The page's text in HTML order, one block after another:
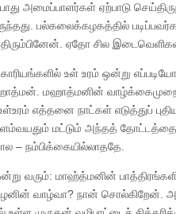
அமைப்பாளர்கள் ஏற்பாடு
பல்கலைக்கழகத்தில்
ஏதோ சில
உள் உரம் ஒன்று எப்படியோ
மஹாத்மனின் வாழ்க்கைமுறை,
எத்தனை நாட்கள் எடுத்துப்
மட்டும் அந்தத் தோட்டத்தை
– நம்பிக்கையில்லாததே.
வரும்: மாஹ்த்மனின்
வாழ்வா? நான் சொல்கிறேன்.